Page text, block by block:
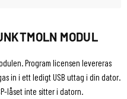
MODUL
Program licensen levereras
in i ett ledigt USB uttag i din dator.
låset inte sitter i datorn.